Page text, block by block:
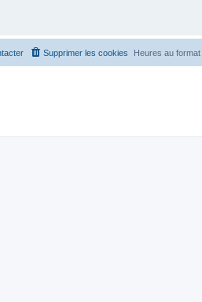
Heures au format
Supprimer les cookies